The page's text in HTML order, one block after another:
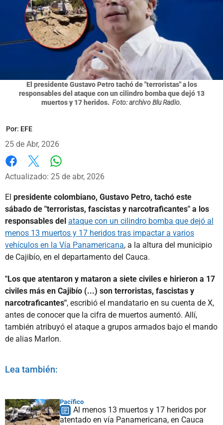
El presidente Gustavo Petro tachó de "terroristas" a los
responsables del ataque con un cilindro bomba que dejó 13
muertos y 17 heridos. Foto: archivo Blu Radio.
Por: EFE
25 de Abr, 2026
Facebook
X
Actualizado: 25 de abr, 2026
El presidente colombiano, Gustavo Petro, tachó este
sábado de "terroristas, fascistas y narcotraficantes" a los
responsables del ataque con un cilindro bomba que dejó al
menos 13 muertos y 17 heridos tras impactar a varios
vehículos en la Vía Panamericana, a la altura del municipio
de Cajibío, en el departamento del Cauca.
"Los que atentaron y mataron a siete civiles e hirieron a 17
civiles más en Cajibío (...) son terroristas, fascistas y
narcotraficantes", escribió el mandatario en su cuenta de X,
antes de conocer que la cifra de muertos aumentó. Allí,
también atribuyó el ataque a grupos armados bajo el mando
de alias Marlon.
Lea también:
Pacífico
Al menos 13 muertos y 17 heridos por
atentado en vía Panamericana, en Cauca